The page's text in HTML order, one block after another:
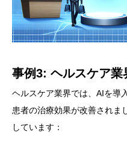
事例3: ヘルスケア業
ヘルスケア業界では、AIを導
患者の治療効果が改善されま
しています：